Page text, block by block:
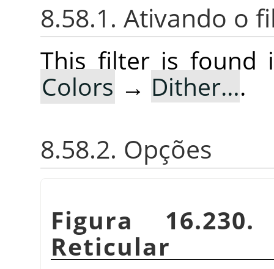
8.58.1. Ativando o
This filter is found
Colors → Dither….
8.58.2. Opções
Figura
Reticular